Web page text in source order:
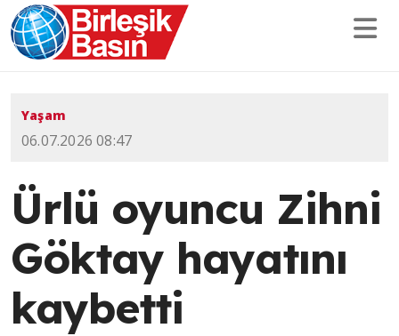
Yaşam
06.07.2026 08:47
Ürlü oyuncu Zihni
Göktay hayatını
kaybetti